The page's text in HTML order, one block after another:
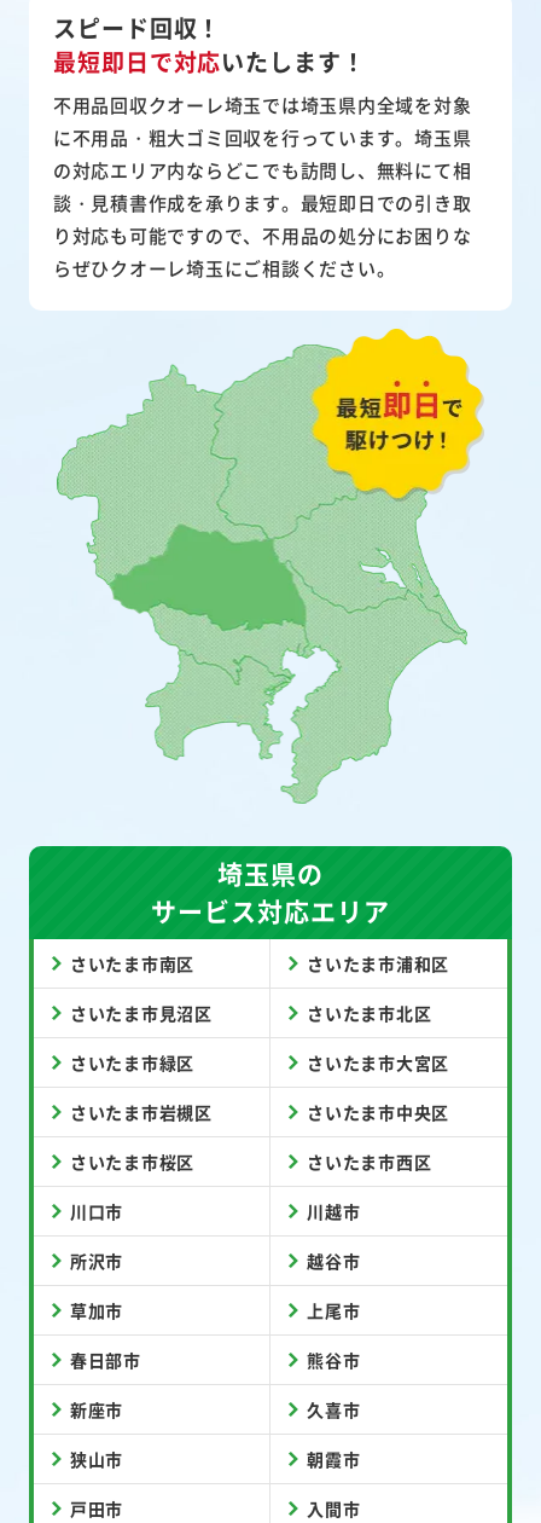
スピード回収！
最短即日で対応いたします！
不用品回収クオーレ埼玉では埼玉県内全域を対象
に不用品・粗大ゴミ回収を行っています。埼玉県
の対応エリア内ならどこでも訪問し、無料にて相
談・見積書作成を承ります。最短即日での引き取
り対応も可能ですので、不用品の処分にお困りな
らぜひクオーレ埼玉にご相談ください。
埼玉県の
サービス対応エリア
さいたま市南区 さいたま市浦和区
さいたま市見沼区 さいたま市北区
さいたま市緑区 さいたま市大宮区
さいたま市岩槻区 さいたま市中央区
さいたま市桜区 さいたま市西区
川口市 川越市
所沢市 越谷市
草加市 上尾市
春日部市 熊谷市
新座市 久喜市
狭山市 朝霞市
戸田市 入間市